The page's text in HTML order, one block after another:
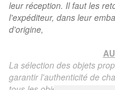
leur réception. Il faut les
l'expéditeur, dans leur
d'origine,
La sélection des objets
garantir l'authenticité de